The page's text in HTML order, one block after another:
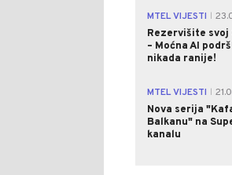
MTEL VIJESTI
Rezervišite svoj
– Moćna AI
nikada ranije!
MTEL VIJESTI
Nova serija
Balkanu" na
kanalu